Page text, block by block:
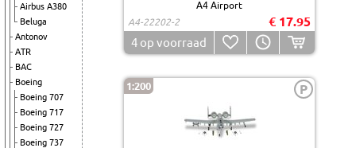
Airbus A380
Beluga
Antonov
ATR
BAC
Boeing
Boeing 707
Boeing 717
Boeing 727
Boeing 737
A4 Airport
A4-22202-2
€ 17.95
4 op voorraad
1:200 P